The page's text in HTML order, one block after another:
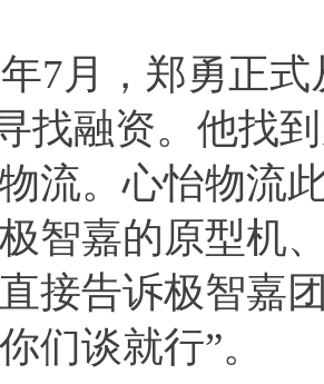
月，郑勇正式
找融资。他找
。心怡物流
智嘉的原型机
接告诉极智嘉
们谈就行”。